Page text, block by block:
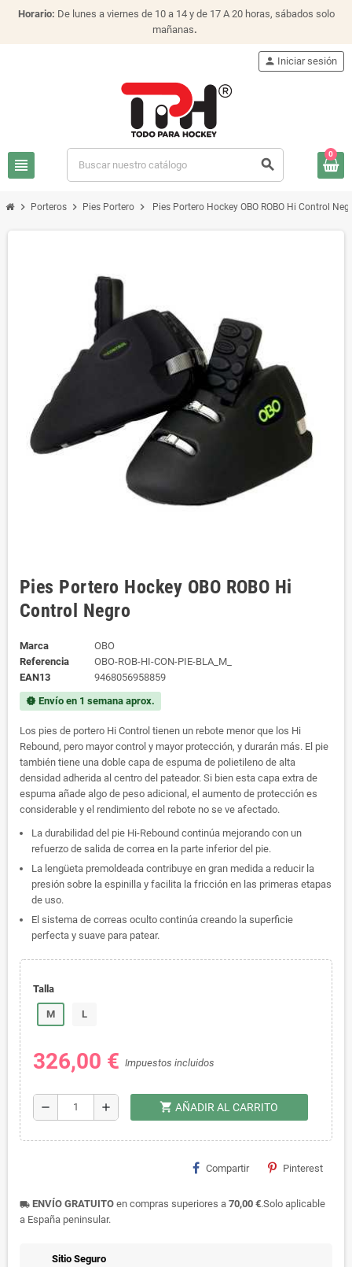
Horario: De lunes a viernes de 10 a 14 y de 17 A 20 horas, sábados solo
mañanas.
view_headline search
person Iniciar sesión
0
chevron_right Porteros chevron_right Pies Portero chevron_right Pies Portero Hockey OBO ROBO Hi Control
Pies Portero Hockey OBO ROBO Hi
Control Negro
Marca
OBO
Referencia
OBO-ROB-HI-CON-PIE-BLA_M_
EAN13
9468056958859
new_releases Envío en 1 semana aprox.
Los pies de portero Hi Control tienen un rebote menor que los Hi
Rebound, pero mayor control y mayor protección, y durarán más. El pie
también tiene una doble capa de espuma de polietileno de alta
densidad adherida al centro del pateador. Si bien esta capa extra de
espuma añade algo de peso adicional, el aumento de protección es
considerable y el rendimiento del rebote no se ve afectado.
La durabilidad del pie Hi-Rebound continúa mejorando con un
refuerzo de salida de correa en la parte inferior del pie.
La lengüeta premoldeada contribuye en gran medida a reducir la
presión sobre la espinilla y facilita la fricción en las primeras etapas
de uso.
El sistema de correas oculto continúa creando la superficie
perfecta y suave para patear.
Talla
M L
326,00 € Impuestos incluidos
remove add shopping_cart AÑADIR AL CARRITO
Compartir Pinterest
local_shipping ENVÍO GRATUITO en compras superiores a 70,00 €.Solo aplicable
a España peninsular.
Sitio Seguro